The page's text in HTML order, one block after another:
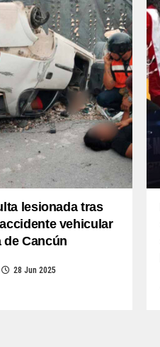
lesionada tras
vehicular
de Cancún
28 Jun 2025